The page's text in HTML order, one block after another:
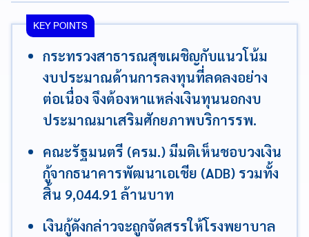
KEY POINTS
กระทรวงสาธารณสุขเผชิญกับแนวโน้ม
งบประมาณด้านการลงทุนที่ลดลงอย่าง
ต่อเนื่อง จึงต้องหาแหล่งเงินทุนนอกงบ
ประมาณมาเสริมศักยภาพบริการรพ.
คณะรัฐมนตรี (ครม.) มีมติเห็นชอบวงเงิน
กู้จากธนาคารพัฒนาเอเชีย (ADB) รวมทั้ง
สิ้น 9,044.91 ล้านบาท
เงินกู้ดังกล่าวจะถูกจัดสรรให้โรงพยาบาล